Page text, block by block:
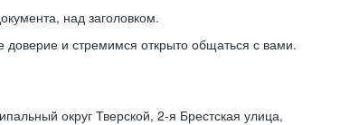
над заголовком.
и стремимся открыто общаться с вами.
округ Тверской, 2-я Брестская улица,